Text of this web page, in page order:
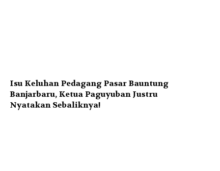
Isu Keluhan Pedagang Pasar Bauntung
Banjarbaru, Ketua Paguyuban Justru
Nyatakan Sebaliknya!